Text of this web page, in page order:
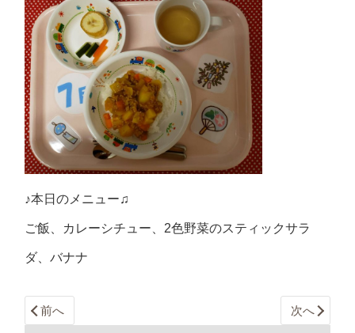
♪本日のメニュー♫
ご飯、カレーシチュー、2色野菜のスティックサラ
ダ、バナナ
前へ 次へ